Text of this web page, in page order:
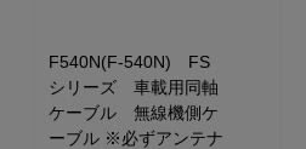
F540N(F-540N) FS
シリーズ 車載用同軸
ケーブル 無線機側ケ
ーブル ※必ずアンテナ